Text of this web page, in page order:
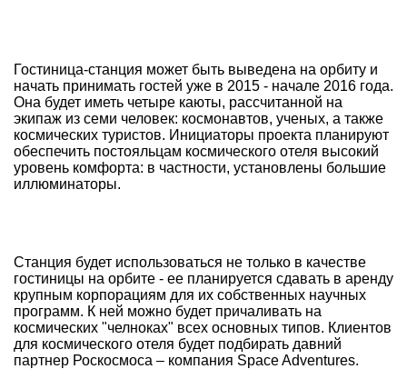
Гостиница-станция может быть выведена на орбиту и
начать принимать гостей уже в 2015 - начале 2016 года.
Она будет иметь четыре каюты, рассчитанной на
экипаж из семи человек: космонавтов, ученых, а также
космических туристов. Инициаторы проекта планируют
обеспечить постояльцам космического отеля высокий
уровень комфорта: в частности, установлены большие
иллюминаторы.
Станция будет использоваться не только в качестве
гостиницы на орбите - ее планируется сдавать в аренду
крупным корпорациям для их собственных научных
программ. К ней можно будет причаливать на
космических "челноках" всех основных типов. Клиентов
для космического отеля будет подбирать давний
партнер Роскосмоса – компания Space Adventures.